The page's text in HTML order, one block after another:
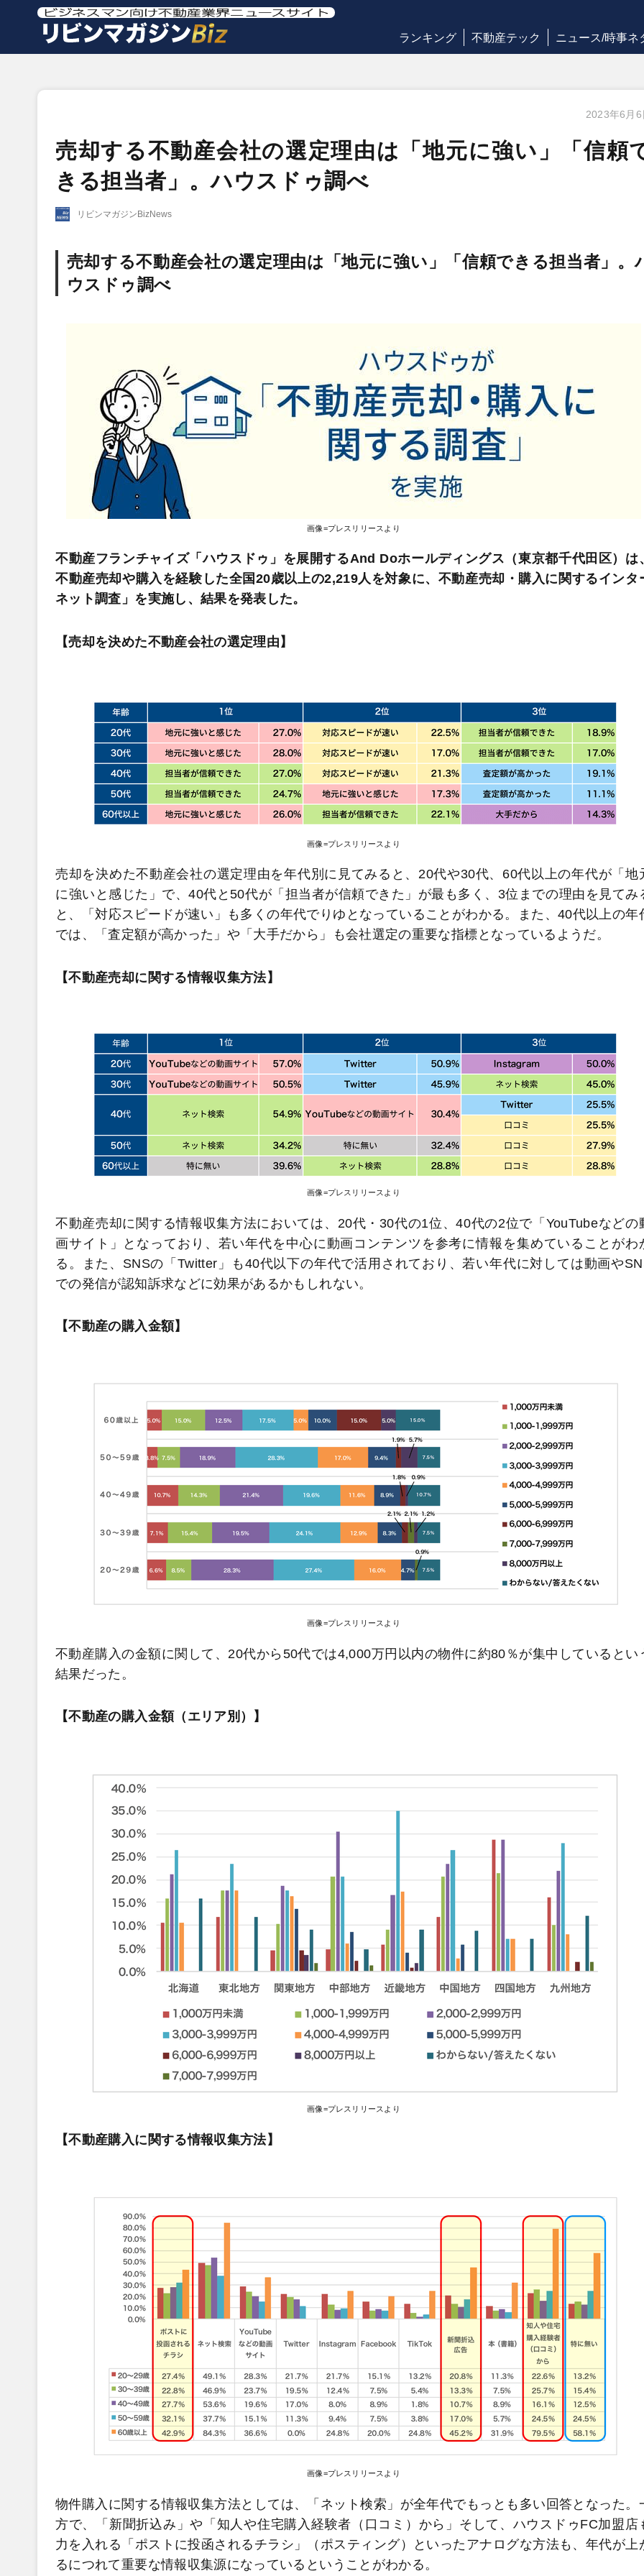
ランキング 不動産テック ニュース/時事ネ
2023年6月6
売却する不動産会社の選定理由は「地元に強い」「信頼
きる担当者」。ハウスドゥ調べ
リビンマガジンBizNews
売却する不動産会社の選定理由は「地元に強い」「信頼できる担当者」。
ウスドゥ調べ
画像=プレスリリースより
不動産フランチャイズ「ハウスドゥ」を展開するAnd Doホールディングス（東京都千代田区）は
不動産売却や購入を経験した全国20歳以上の2,219人を対象に、不動産売却・購入に関するインタ
ネット調査」を実施し、結果を発表した。
【売却を決めた不動産会社の選定理由】
画像=プレスリリースより
売却を決めた不動産会社の選定理由を年代別に見てみると、20代や30代、60代以上の年代が「地
に強いと感じた」で、40代と50代が「担当者が信頼できた」が最も多く、3位までの理由を見てみ
と、「対応スピードが速い」も多くの年代でりゆとなっていることがわかる。また、40代以上の年
では、「査定額が高かった」や「大手だから」も会社選定の重要な指標となっているようだ。
【不動産売却に関する情報収集方法】
画像=プレスリリースより
不動産売却に関する情報収集方法においては、20代・30代の1位、40代の2位で「YouTubeなどの
画サイト」となっており、若い年代を中心に動画コンテンツを参考に情報を集めていることがわ
る。また、SNSの「Twitter」も40代以下の年代で活用されており、若い年代に対しては動画や
での発信が認知訴求などに効果があるかもしれない。
【不動産の購入金額】
画像=プレスリリースより
不動産購入の金額に関して、20代から50代では4,000万円以内の物件に約80％が集中しているとい
結果だった。
【不動産の購入金額（エリア別）】
画像=プレスリリースより
【不動産購入に関する情報収集方法】
画像=プレスリリースより
物件購入に関する情報収集方法としては、「ネット検索」が全年代でもっとも多い回答となった。
方で、「新聞折込み」や「知人や住宅購入経験者（口コミ）から」そして、ハウスドゥFC加盟店
力を入れる「ポストに投函されるチラシ」（ポスティング）といったアナログな方法も、年代が上
るにつれて重要な情報収集源になっているということがわかる。